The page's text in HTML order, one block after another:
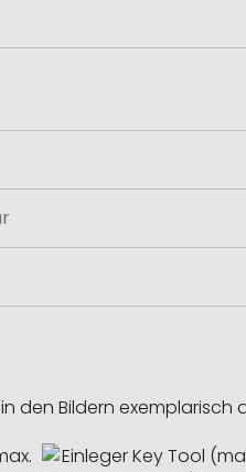
den Bildern exemplarisch